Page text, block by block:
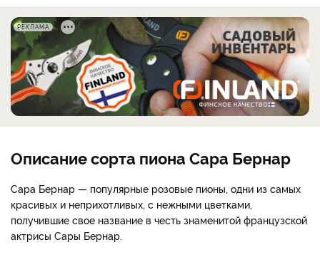
РЕКЛАМА
Описание сорта пиона Сара Бернар
Сара Бернар — популярные розовые пионы, одни из самых
красивых и неприхотливых, с нежными цветками,
получившие свое название в честь знаменитой французской
актрисы Сары Бернар.